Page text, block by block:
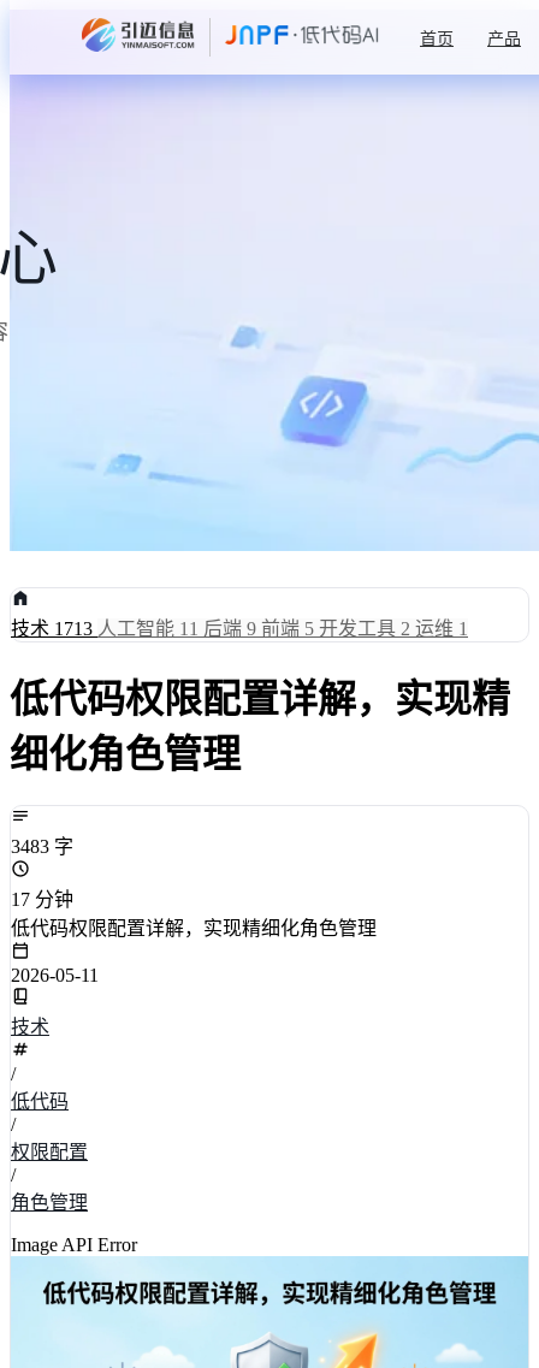
首页 产品
技术 1713 人工智能 11 后端 9 前端 5 开发工具 2 运维 1
低代码权限配置详解，实现精
细化角色管理
3483 字
17 分钟
低代码权限配置详解，实现精细化角色管理
2026-05-11
技术
/
低代码
/
权限配置
/
角色管理
Image API Error